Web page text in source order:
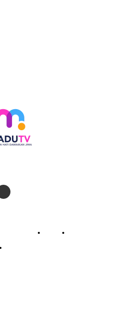
Pedoman Siber Kontak